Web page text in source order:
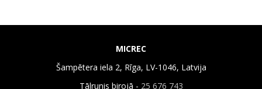
MICREC
Šampētera iela 2, Rīga, LV-1046, Latvija
Tālrunis birojā - 25 676 743